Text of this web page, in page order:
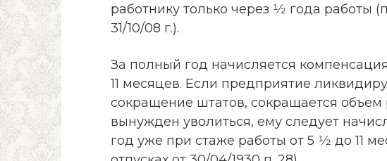
работнику только через 1⁄2 года
31/10/08 г.).
За полный год начисляется
11 месяцев. Если предприятие
сокращение штатов, сокращается объем
вынужден уволиться, ему следует
год уже при стаже работы от 5 1⁄2 до 11